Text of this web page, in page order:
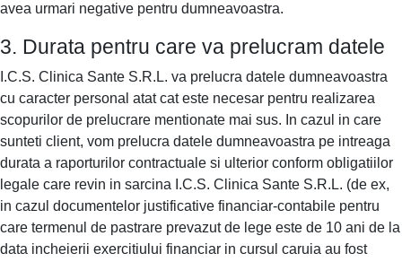
avea urmari negative pentru dumneavoastra.
3. Durata pentru care va prelucram datele
I.C.S. Clinica Sante S.R.L. va prelucra datele dumneavoastra
cu caracter personal atat cat este necesar pentru realizarea
scopurilor de prelucrare mentionate mai sus. In cazul in care
sunteti client, vom prelucra datele dumneavoastra pe intreaga
durata a raporturilor contractuale si ulterior conform obligatiilor
legale care revin in sarcina I.C.S. Clinica Sante S.R.L. (de ex,
in cazul documentelor justificative financiar-contabile pentru
care termenul de pastrare prevazut de lege este de 10 ani de la
data incheierii exercitiului financiar in cursul caruia au fost